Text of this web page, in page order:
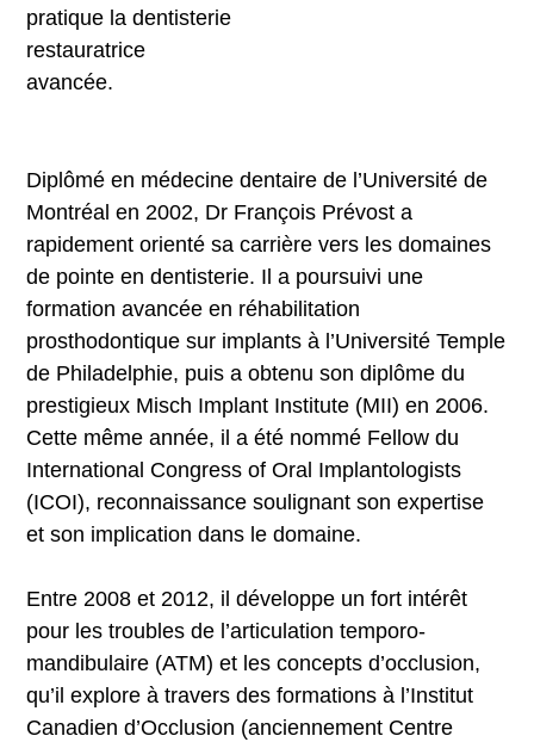
pratique la dentisterie
restauratrice
avancée.
Diplômé en médecine dentaire de l’Université de
Montréal en 2002, Dr François Prévost a
rapidement orienté sa carrière vers les domaines
de pointe en dentisterie. Il a poursuivi une
formation avancée en réhabilitation
prosthodontique sur implants à l’Université Temple
de Philadelphie, puis a obtenu son diplôme du
prestigieux Misch Implant Institute (MII) en 2006.
Cette même année, il a été nommé Fellow du
International Congress of Oral Implantologists
(ICOI), reconnaissance soulignant son expertise
et son implication dans le domaine.
Entre 2008 et 2012, il développe un fort intérêt
pour les troubles de l’articulation temporo-
mandibulaire (ATM) et les concepts d’occlusion,
qu’il explore à travers des formations à l’Institut
Canadien d’Occlusion (anciennement Centre